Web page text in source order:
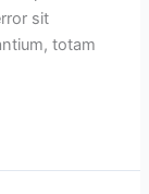
sit
totam